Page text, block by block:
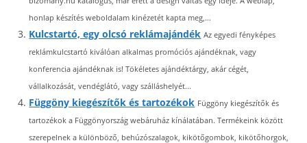
honlap készítés weboldalam kinézetét kapta meg,...
Kulcstartó, egy olcsó reklámajándék Az egyedi fényképes
reklámkulcstartó kiválóan alkalmas promóciós ajándéknak, vagy
konferencia ajándéknak is! Tökéletes ajándéktárgy, akár cégét,
vállalkozását, vendéglátó, vagy szálláshelyét...
Függöny kiegészítők és tartozékok Függöny kiegészítők és
tartozékok a Függönyország webáruház kínálatában. Termékeink között
szerepelnek a különböző, behúzószalagok, kikötőgombok, kikötőhorgok,